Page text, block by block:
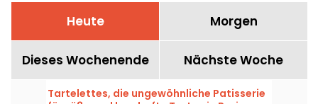
Heute Morgen
Dieses Wochenende Nächste Woche
Tartelettes, die ungewöhnliche Patisserie